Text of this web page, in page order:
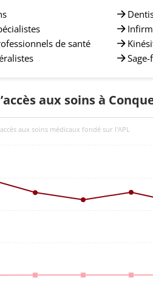
de santé
aux soins à
aux soins médicaux fondé sur l'APL